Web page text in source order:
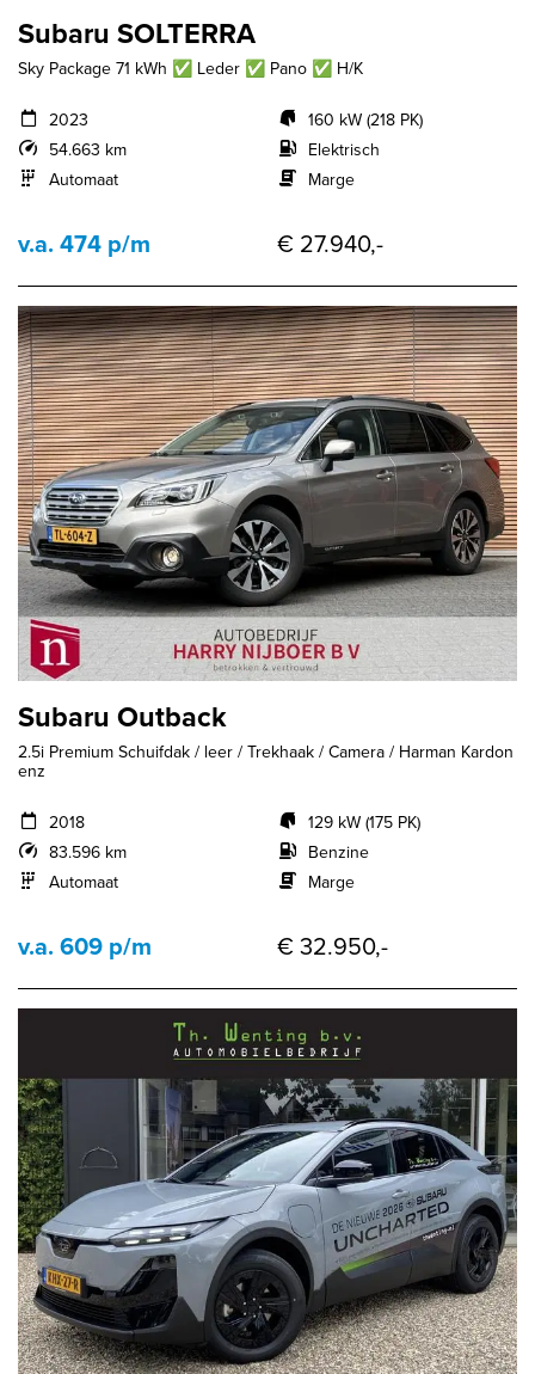
Subaru SOLTERRA
Sky Package 71 kWh ✅ Leder ✅ Pano ✅ H/K
2023
54.663 km
Automaat
160 kW (218 PK)
Elektrisch
Marge
v.a. 474 p/m € 27.940,-
Subaru Outback
2.5i Premium Schuifdak / leer / Trekhaak / Camera / Harman Kardon
enz
2018
83.596 km
Automaat
129 kW (175 PK)
Benzine
Marge
v.a. 609 p/m € 32.950,-